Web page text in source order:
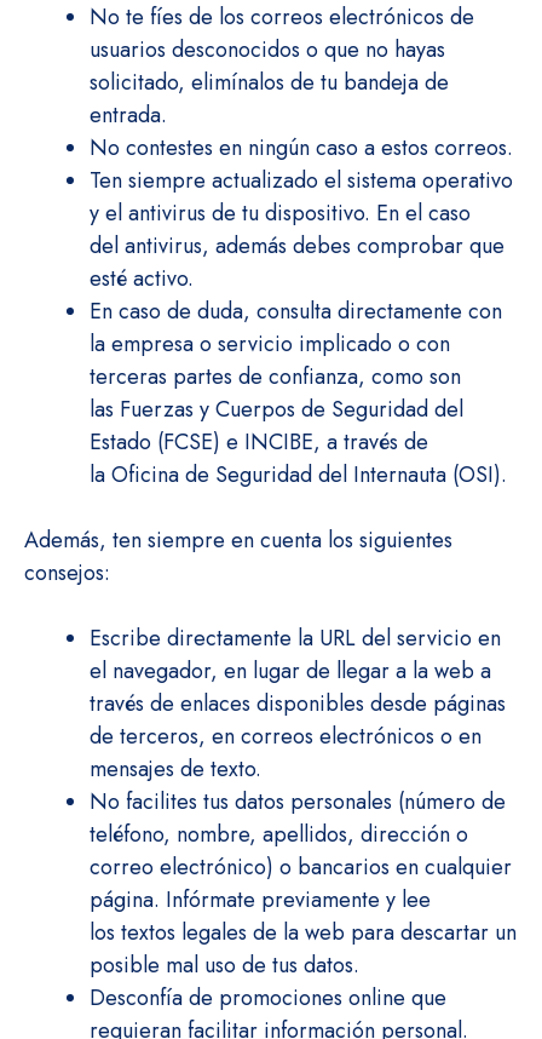
No te fíes de los correos electrónicos de
usuarios desconocidos o que no hayas
solicitado, elimínalos de tu bandeja de
entrada.
No contestes en ningún caso a estos correos.
Ten siempre actualizado el sistema operativo
y el antivirus de tu dispositivo. En el caso
del antivirus, además debes comprobar que
esté activo.
En caso de duda, consulta directamente con
la empresa o servicio implicado o con
terceras partes de confianza, como son
las Fuerzas y Cuerpos de Seguridad del
Estado (FCSE) e INCIBE, a través de
la Oficina de Seguridad del Internauta (OSI).
Además, ten siempre en cuenta los siguientes
consejos:
Escribe directamente la URL del servicio en
el navegador, en lugar de llegar a la web a
través de enlaces disponibles desde páginas
de terceros, en correos electrónicos o en
mensajes de texto.
No facilites tus datos personales (número de
teléfono, nombre, apellidos, dirección o
correo electrónico) o bancarios en cualquier
página. Infórmate previamente y lee
los textos legales de la web para descartar un
posible mal uso de tus datos.
Desconfía de promociones online que
requieran facilitar información personal.